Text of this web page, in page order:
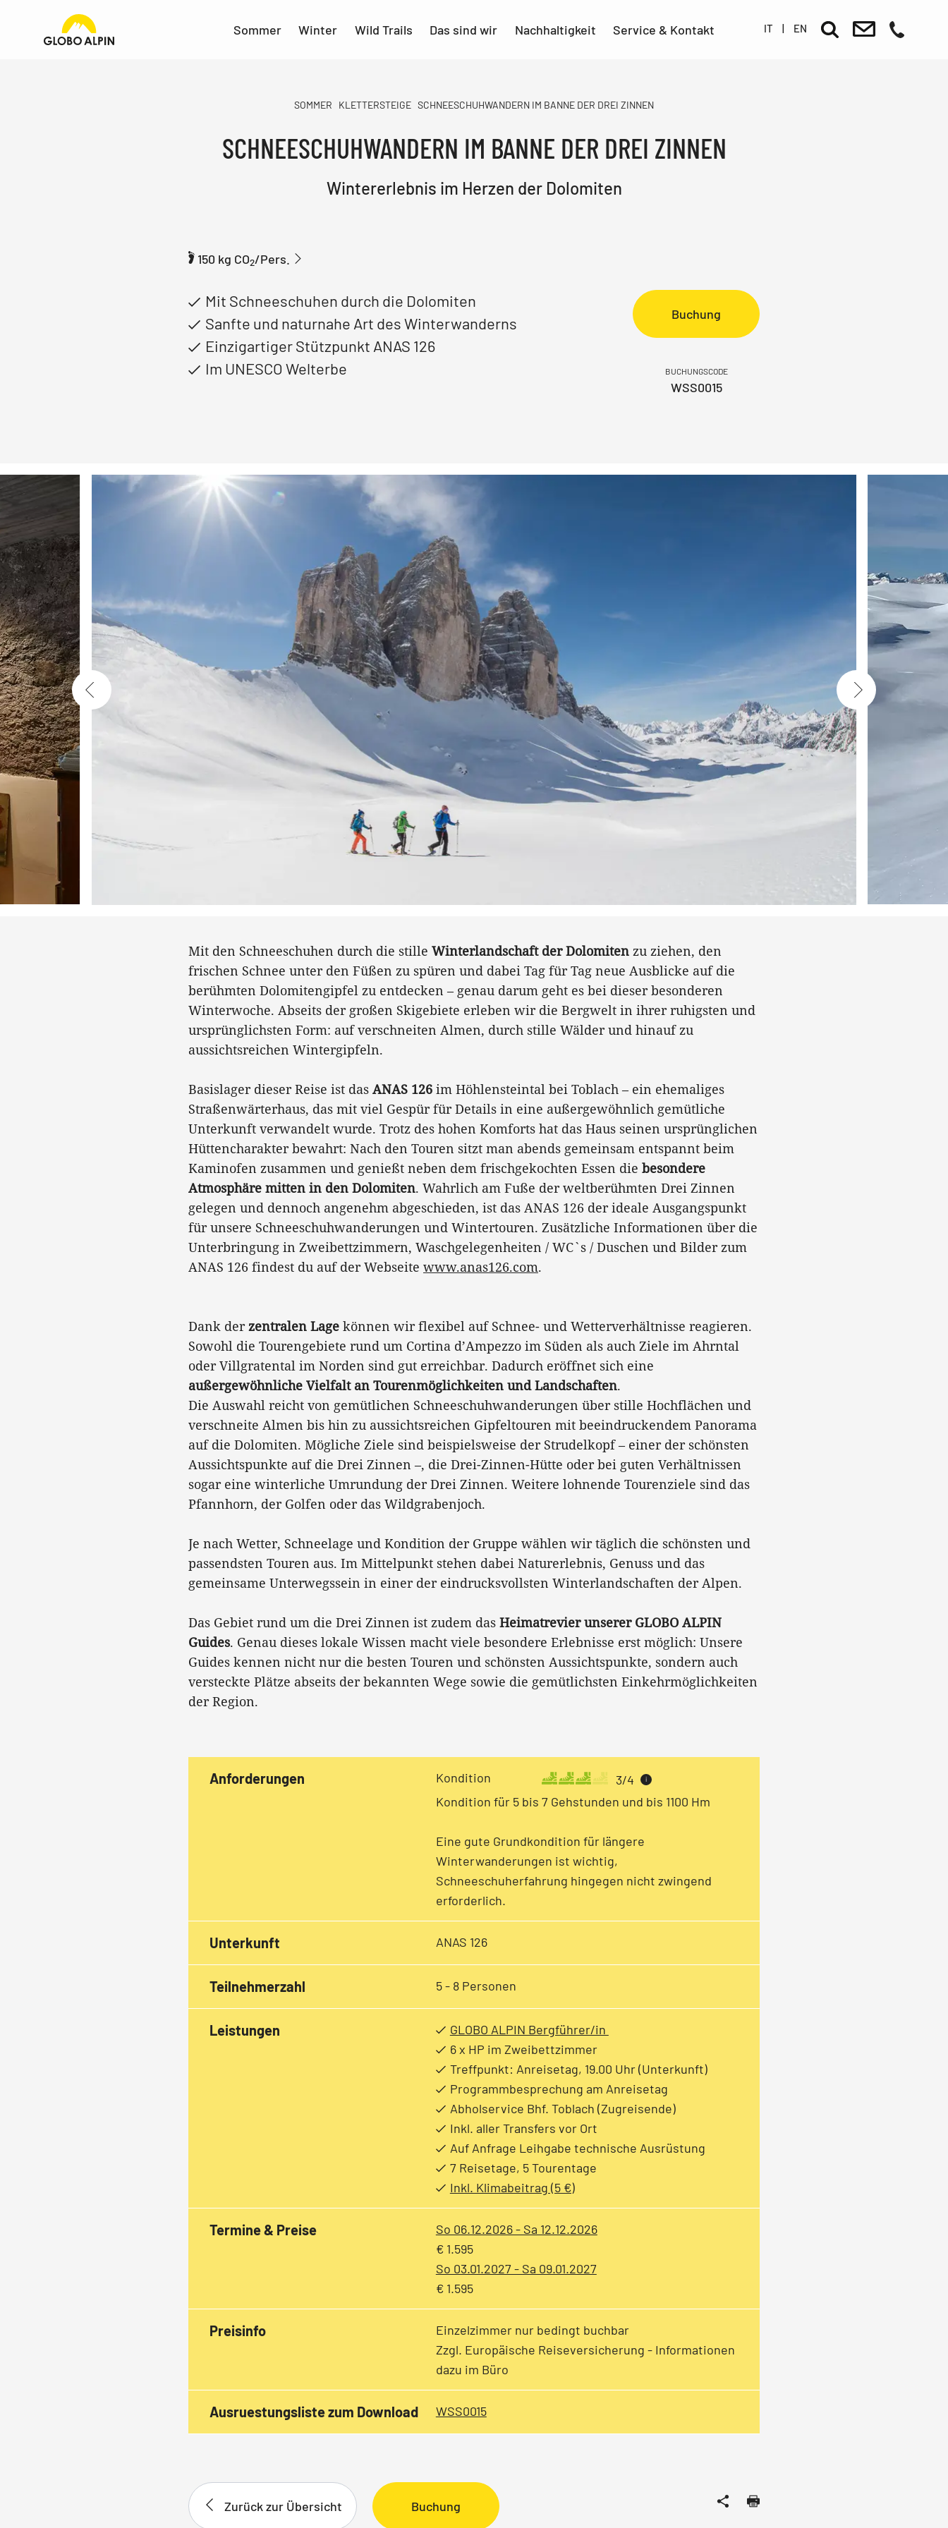
Sommer Winter Wild Trails Das sind wir Nachhaltigkeit Service & Kontakt IT | EN
SOMMER KLETTERSTEIGE SCHNEESCHUHWANDERN IM BANNE DER DREI ZINNEN
SCHNEESCHUHWANDERN IM BANNE DER DREI ZINNEN
Wintererlebnis im Herzen der Dolomiten
150 kg CO2/Pers.
Mit Schneeschuhen durch die Dolomiten
Sanfte und naturnahe Art des Winterwanderns
Einzigartiger Stützpunkt ANAS 126
Im UNESCO Welterbe
Buchung
BUCHUNGSCODE
WSS0015
Mit den Schneeschuhen durch die stille Winterlandschaft der Dolomiten zu ziehen, den
frischen Schnee unter den Füßen zu spüren und dabei Tag für Tag neue Ausblicke auf die
berühmten Dolomitengipfel zu entdecken – genau darum geht es bei dieser besonderen
Winterwoche. Abseits der großen Skigebiete erleben wir die Bergwelt in ihrer ruhigsten und
ursprünglichsten Form: auf verschneiten Almen, durch stille Wälder und hinauf zu
aussichtsreichen Wintergipfeln.
Basislager dieser Reise ist das ANAS 126 im Höhlensteintal bei Toblach – ein ehemaliges
Straßenwärterhaus, das mit viel Gespür für Details in eine außergewöhnlich gemütliche
Unterkunft verwandelt wurde. Trotz des hohen Komforts hat das Haus seinen ursprünglichen
Hüttencharakter bewahrt: Nach den Touren sitzt man abends gemeinsam entspannt beim
Kaminofen zusammen und genießt neben dem frischgekochten Essen die besondere
Atmosphäre mitten in den Dolomiten. Wahrlich am Fuße der weltberühmten Drei Zinnen
gelegen und dennoch angenehm abgeschieden, ist das ANAS 126 der ideale Ausgangspunkt
für unsere Schneeschuhwanderungen und Wintertouren. Zusätzliche Informationen über die
Unterbringung in Zweibettzimmern, Waschgelegenheiten / WC`s / Duschen und Bilder zum
ANAS 126 findest du auf der Webseite www.anas126.com.
Dank der zentralen Lage können wir flexibel auf Schnee- und Wetterverhältnisse reagieren.
Sowohl die Tourengebiete rund um Cortina d’Ampezzo im Süden als auch Ziele im Ahrntal
oder Villgratental im Norden sind gut erreichbar. Dadurch eröffnet sich eine
außergewöhnliche Vielfalt an Tourenmöglichkeiten und Landschaften.
Die Auswahl reicht von gemütlichen Schneeschuhwanderungen über stille Hochflächen und
verschneite Almen bis hin zu aussichtsreichen Gipfeltouren mit beeindruckendem Panorama
auf die Dolomiten. Mögliche Ziele sind beispielsweise der Strudelkopf – einer der schönsten
Aussichtspunkte auf die Drei Zinnen –, die Drei-Zinnen-Hütte oder bei guten Verhältnissen
sogar eine winterliche Umrundung der Drei Zinnen. Weitere lohnende Tourenziele sind das
Pfannhorn, der Golfen oder das Wildgrabenjoch.
Je nach Wetter, Schneelage und Kondition der Gruppe wählen wir täglich die schönsten und
passendsten Touren aus. Im Mittelpunkt stehen dabei Naturerlebnis, Genuss und das
gemeinsame Unterwegssein in einer der eindrucksvollsten Winterlandschaften der Alpen.
Das Gebiet rund um die Drei Zinnen ist zudem das Heimatrevier unserer GLOBO ALPIN
Guides. Genau dieses lokale Wissen macht viele besondere Erlebnisse erst möglich: Unsere
Guides kennen nicht nur die besten Touren und schönsten Aussichtspunkte, sondern auch
versteckte Plätze abseits der bekannten Wege sowie die gemütlichsten Einkehrmöglichkeiten
der Region.
Anforderungen Kondition 3/4 i
Kondition für 5 bis 7 Gehstunden und bis 1100 Hm
Eine gute Grundkondition für längere
Winterwanderungen ist wichtig,
Schneeschuherfahrung hingegen nicht zwingend
erforderlich.
Unterkunft ANAS 126
Teilnehmerzahl 5 - 8 Personen
Leistungen
GLOBO ALPIN Bergführer/in
6 x HP im Zweibettzimmer
Treffpunkt: Anreisetag, 19.00 Uhr (Unterkunft)
Programmbesprechung am Anreisetag
Abholservice Bhf. Toblach (Zugreisende)
Inkl. aller Transfers vor Ort
Auf Anfrage Leihgabe technische Ausrüstung
7 Reisetage, 5 Tourentage
Inkl. Klimabeitrag (5 €)
Termine & Preise
So 06.12.2026 - Sa 12.12.2026
€ 1.595
So 03.01.2027 - Sa 09.01.2027
€ 1.595
Preisinfo
Einzelzimmer nur bedingt buchbar
Zzgl. Europäische Reiseversicherung - Informationen
dazu im Büro
Ausruestungsliste zum Download WSS0015
Zurück zur Übersicht Buchung